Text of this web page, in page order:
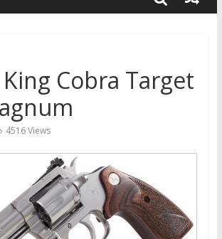
King Cobra Target
4516 Views